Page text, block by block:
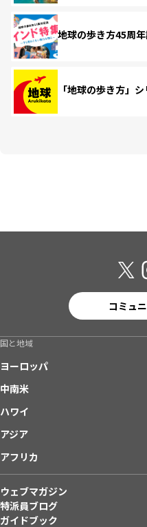
地球の歩き方45周
「地球の歩き方」
コミュ
国と地域
ヨーロッパ
中南米
ハワイ
アジア
アフリカ
ウェブマガジン
特派員ブログ
ガイドブック